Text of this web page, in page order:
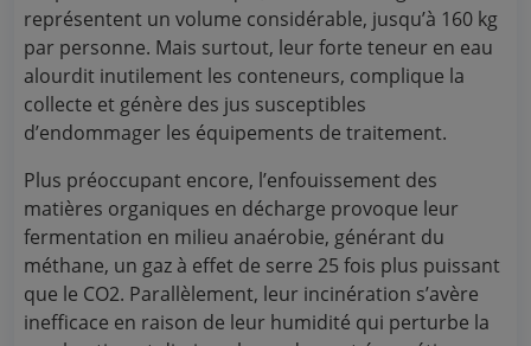
représentent un volume considérable, jusqu’à 160 kg
par personne. Mais surtout, leur forte teneur en eau
alourdit inutilement les conteneurs, complique la
collecte et génère des jus susceptibles
d’endommager les équipements de traitement.
Plus préoccupant encore, l’enfouissement des
matières organiques en décharge provoque leur
fermentation en milieu anaérobie, générant du
méthane, un gaz à effet de serre 25 fois plus puissant
que le CO2. Parallèlement, leur incinération s’avère
inefficace en raison de leur humidité qui perturbe la